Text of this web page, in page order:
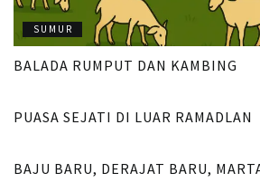
SUMUR
BALADA RUMPUT DAN KAMBING
PUASA SEJATI DI LUAR RAMADLAN
BAJU BARU, DERAJAT BARU,